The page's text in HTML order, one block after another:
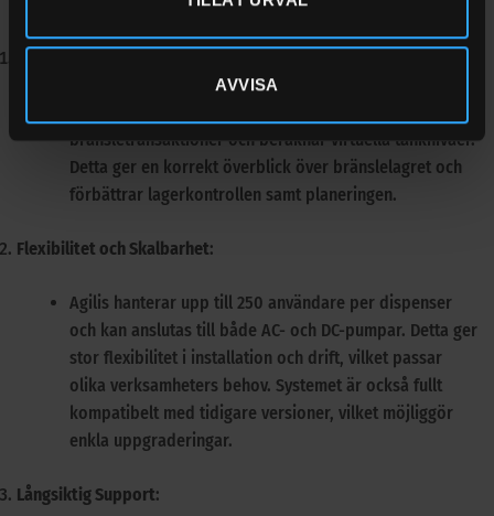
AVVISA
Effektiv Bränslehantering
bränsletransaktioner och beräknar virtuella tanknivåer.
Detta ger en korrekt överblick över bränslelagret och
förbättrar lagerkontrollen samt planeringen​​.
Flexibilitet och Skalbarhet:
Agilis hanterar upp till 250 användare per dispenser
och kan anslutas till både AC- och DC-pumpar. Detta ger
stor flexibilitet i installation och drift, vilket passar
olika verksamheters behov. Systemet är också fullt
kompatibelt med tidigare versioner, vilket möjliggör
enkla uppgraderingar​​.
Långsiktig Support: